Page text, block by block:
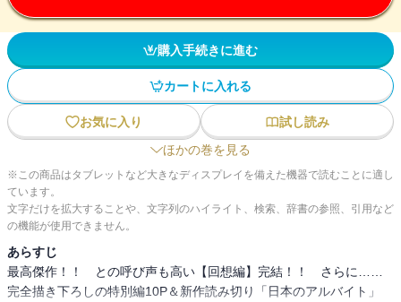
購入手続きに進む
カートに入れる
お気に入り
試し読み
ほかの巻を見る
※この商品はタブレットなど大きなディスプレイを備えた機器で読むことに適し
ています。
文字だけを拡大することや、文字列のハイライト、検索、辞書の参照、引用など
の機能が使用できません。
あらすじ
最高傑作！！ との呼び声も高い【回想編】完結！！ さらに……
完全描き下ろしの特別編10P＆新作読み切り「日本のアルバイト」